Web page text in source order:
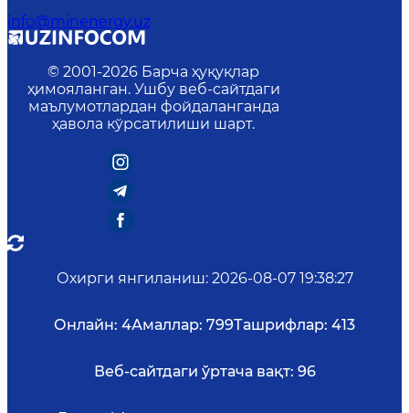
info@minenergy.uz
© 2001-2026 Барча ҳуқуқлар
ҳимояланган. Ушбу веб-сайтдаги
маълумотлардан фойдаланганда
ҳавола кўрсатилиши шарт.
Охирги янгиланиш: 2026-08-07 19:38:27
Онлайн: 4Амаллар: 799Ташрифлар: 413
Веб-сайтдаги ўртача вақт: 96